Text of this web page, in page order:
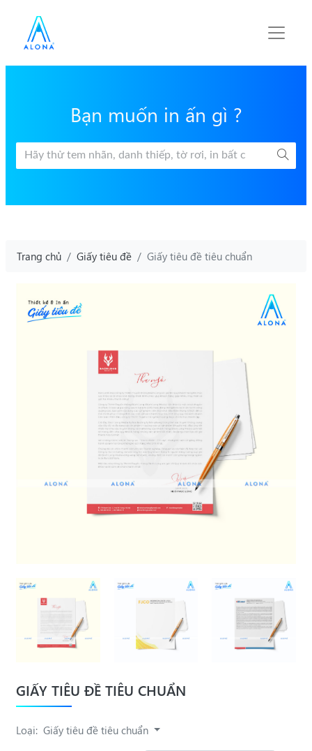
Bạn muốn in ấn gì ?
Trang chủ Giấy tiêu đề Giấy tiêu đề tiêu chuẩn
GIẤY TIÊU ĐỀ TIÊU CHUẨN
Loại: Giấy tiêu đề tiêu chuẩn